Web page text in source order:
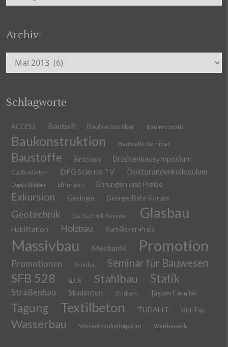
Archiv
Archiv
Schlagworte
ACCESS Bauball Bauharmoniker Bauinformatik
Baukonstruktion Baustatik-Seminar
Baustoffe Brücken Brückenbausymposium
Carbonbeton DFG Science TV Doktorandenkolloquium
Doppeldiplom Ehrungen Ehrungen und Preise
Exkursion Geologie George-Bähr-Forum
Geotechnik Geotechnik-Seminar Glasbau
Habilitation Holzbau Kurt-Beyer-Preis
Massivbau Mechanik Promotion
Promotionen Schüler Seminar für Bauwesen
SFB 528 SLUB Stahlbau Statik
Straßenbau Studenten Studium Tag der Fakultät
Tagung Textilbeton TUDALIT Uni-Tag
Wasserbau Wasserbaukolloquium Wettbewerb